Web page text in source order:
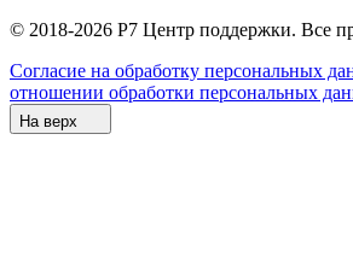
© 2018-2026 Р7 Центр поддержки. Все
Согласие на обработку персональных
отношении обработки персональных
На верх